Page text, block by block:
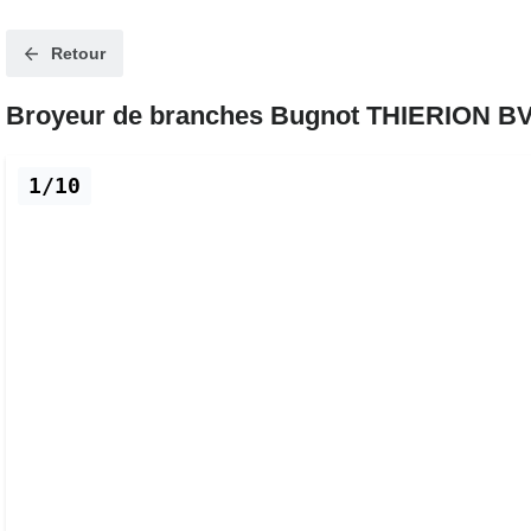
Retour
Broyeur de branches Bugnot THIERION
1/10